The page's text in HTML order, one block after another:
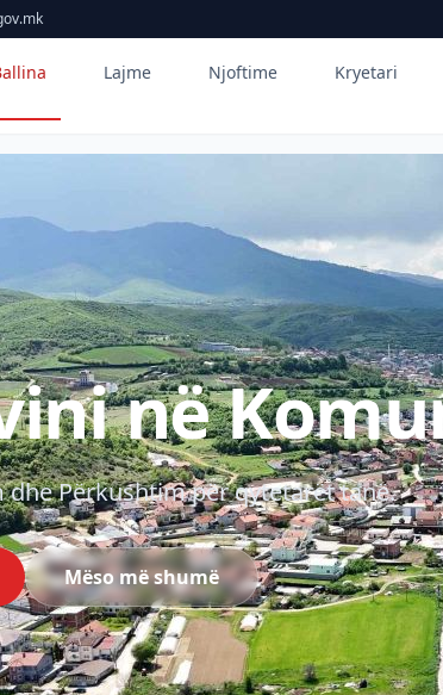
Lajme Njoftime Kryetari
në
dhe Përkushtim për qytetarët tanë.
Mëso më shumë